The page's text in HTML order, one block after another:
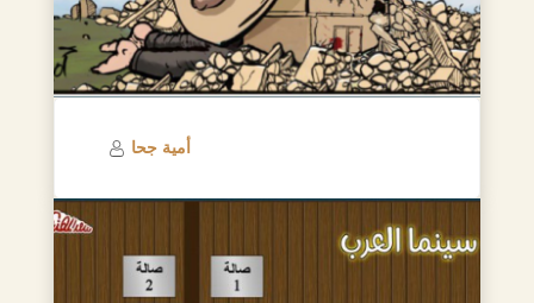
أمية جحا